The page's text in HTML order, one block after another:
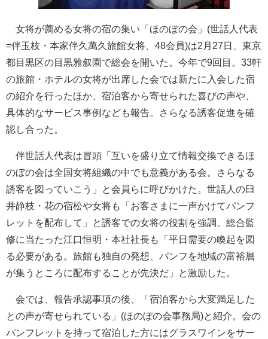
女将が薦める女将の宿の集い「ほのぼの会」(世話人代表
=伴玉枝・本家伴久萬久旅館女将、48会員)は2月27日、東京
都目黒区の目黒雅叙園で総会を開いた。今年で9回目。33軒
の旅館・ホテルの女将が出席した会では新たに入会した宿
の紹介を行ったほか、宿泊客から寄せられた喜びの声や、
具体的なサービス事例なども報告。さらなる誘客促進を確
認し合った。
伴世話人代表は冒頭「互いを盛り立て情報交換できるほ
のぼの会は全国女将組織の中でも意義がある会。さらなる
誘客を図っていこう」と会員らに呼びかけた。世話人の臼
井静枝・花の宿松や女将も「お客さまに一声かけてパンフ
レットを配布して」と誘客での女将の役割を強調。総合監
修に当たった江口恒明・本社社長も「平日需要の喚起を図
る必要がある。旅館も独自の発想、パンフを地域の富裕層
が集うところに配布することが先決だ」と激励した。
会では、報告承認事項の後、「宿泊客から大変満足した
との声が寄せられている」(ほのぼの会事務局)と紹介。会の
パンフレットを持って宿泊した方にはグラスワインをサー